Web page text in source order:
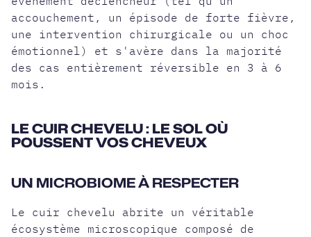
accouchement, un épisode de forte fièvre,
une intervention chirurgicale ou un choc
émotionnel) et s'avère dans la majorité
des cas entièrement réversible en 3 à 6
mois.
LE CUIR CHEVELU : LE SOL OÙ
POUSSENT VOS CHEVEUX
UN MICROBIOME À RESPECTER
Le cuir chevelu abrite un véritable
écosystème microscopique composé de